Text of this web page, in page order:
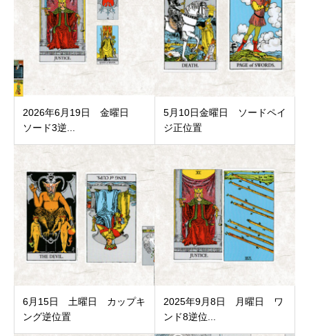
2026年6月19日 金曜日
ソード3逆...
5月10日金曜日 ソードペイ
ジ正位置
6月15日 土曜日 カップキ
ング逆位置
2025年9月8日 月曜日 ワ
ンド8逆位...